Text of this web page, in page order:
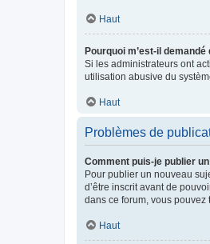
Haut
Pourquoi m’est-il
Si les administrateurs ont
utilisation abusive du
Haut
Problèmes de
Comment puis-je publier
Pour publier un nouveau
d’être inscrit avant de
dans ce forum, vous pouvez
Haut